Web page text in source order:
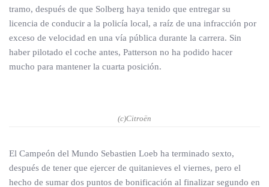
tramo, después de que Solberg haya tenido que entregar su
licencia de conducir a la policía local, a raíz de una infracción por
exceso de velocidad en una vía pública durante la carrera. Sin
haber pilotado el coche antes, Patterson no ha podido hacer
mucho para mantener la cuarta posición.
(c)Citroën
El Campeón del Mundo Sebastien Loeb ha terminado sexto,
después de tener que ejercer de quitanieves el viernes, pero el
hecho de sumar dos puntos de bonificación al finalizar segundo en